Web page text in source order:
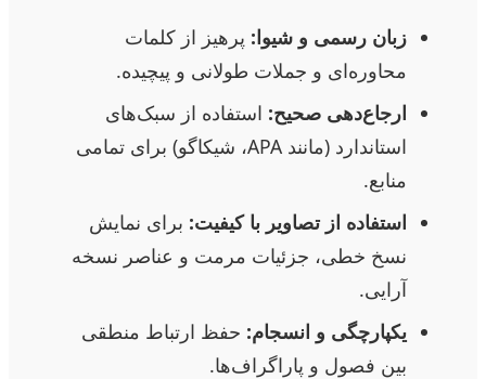
زبان رسمی و شیوا: پرهیز از کلمات
محاوره‌ای و جملات طولانی و پیچیده.
ارجاع‌دهی صحیح: استفاده از سبک‌های
استاندارد (مانند APA، شیکاگو) برای تمامی
منابع.
استفاده از تصاویر با کیفیت: برای نمایش
نسخ خطی، جزئیات مرمت و عناصر نسخه
آرایی.
یکپارچگی و انسجام: حفظ ارتباط منطقی
بین فصول و پاراگراف‌ها.